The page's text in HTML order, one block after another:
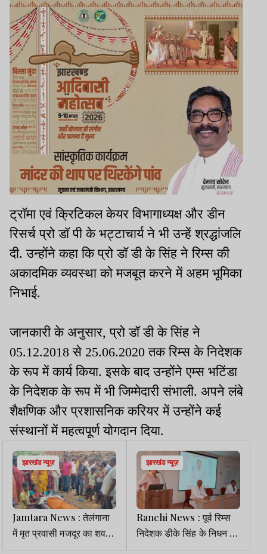
ट्रॉमा एवं क्रिटिकल केयर विभागाध्यक्ष और डीन
रिसर्च प्रो डॉ पी के भट्टाचार्य ने भी उन्हें श्रद्धांजलि
दी. उन्होंने कहा कि प्रो डॉ डी के सिंह ने रिम्स की
अकादमिक व्यवस्था को मजबूत करने में अहम भूमिका
निभाई.
जानकारी के अनुसार, प्रो डॉ डी के सिंह ने
05.12.2018 से 25.06.2020 तक रिम्स के निदेशक
के रूप में कार्य किया. इसके बाद उन्होंने एम्स भटिंडा
के निदेशक के रूप में भी जिम्मेदारी संभाली. अपने लंबे
शैक्षणिक और प्रशासनिक करियर में उन्होंने कई
संस्थानों में महत्वपूर्ण योगदान दिया.
झारखंड न्यूज़
Jamtara News : तेलंगाना
में मृत प्रवासी मजदूर का शव
पहुंचा गांव, परिवार को मंत्री
झारखंड न्यूज़
Ranchi News : पूर्व रिम्स
निदेशक डीके सिंह के निधन पर
शोक